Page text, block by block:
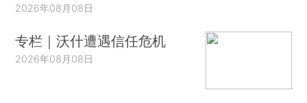
2026年08月08日
专栏｜沃什遭遇信任危机
2026年08月08日